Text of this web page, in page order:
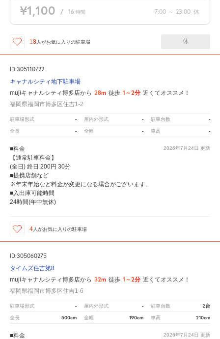
¥1,100 / 16 時間 7:00 ～ 23:00 休
18 人がお気に入りの駐車場 休
ID:305110722
キャナルシティ地下駐車場
mujiキャナルシティ博多店から 28m 徒歩 1～2分 近くてオススメ！
福岡県福岡市博多区住吉1-2
駐車場形式 - 屋内外形式 - 駐車台数 -
全長 - 全幅 - 車高 -
2026年7月24日 更新
■料金
【通常駐車料金】
(全日) 終日 200円 30分
■提携店舗など
※年末年始など料金が変更になる場合がございます。
■入出庫可能時間
24時間(年中無休)
4 人がお気に入りの駐車場
ID:305060275
タイムズ住吉第8
mujiキャナルシティ博多店から 32m 徒歩 1～2分 近くてオススメ！
福岡県福岡市博多区住吉1-6
駐車場形式 - 屋内外形式 - 駐車台数 2台
全長 500cm 全幅 190cm 車高 210cm
2026年7月24日 更新
■料金